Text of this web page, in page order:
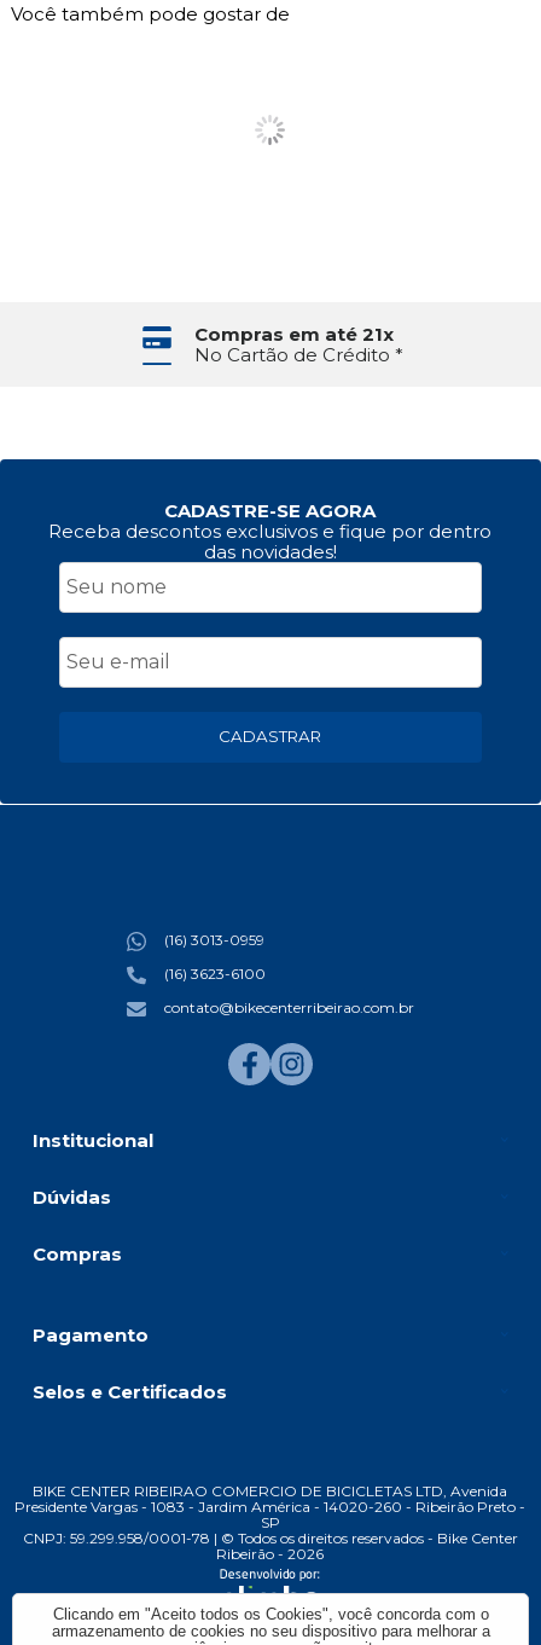
Você também pode gostar de
Compras em até 21x
No Cartão de Crédito *
CADASTRE-SE AGORA
Receba descontos exclusivos e fique por dentro
das novidades!
CADASTRAR
Institucional
Dúvidas
Compras
(16) 3013-0959
(16) 3623-6100
contato@bikecenterribeirao.com.br
Pagamento
Selos e Certificados
BIKE CENTER RIBEIRAO COMERCIO DE BICICLETAS LTD, Avenida
Presidente Vargas - 1083 - Jardim América - 14020-260 - Ribeirão Preto -
SP
CNPJ: 59.299.958/0001-78 | © Todos os direitos reservados - Bike Center
Ribeirão - 2026
Clicando em "Aceito todos os Cookies", você concorda com o
armazenamento de cookies no seu dispositivo para melhorar a